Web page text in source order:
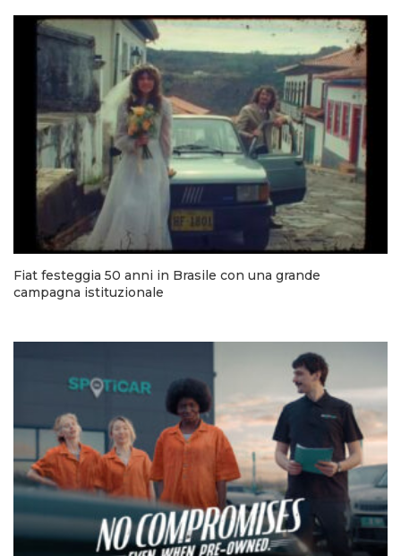
Fiat festeggia 50 anni in Brasile con una grande
campagna istituzionale